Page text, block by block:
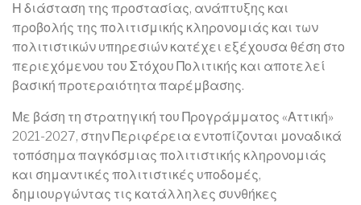
Η διάσταση της προστασίας, ανάπτυξης και
προβολής της πολιτισμικής κληρονομιάς και των
πολιτιστικών υπηρεσιών κατέχει εξέχουσα θέση στο
περιεχόμενου του Στόχου Πολιτικής και αποτελεί
βασική προτεραιότητα παρέμβασης.
Με βάση τη στρατηγική του Προγράμματος «Αττική»
2021-2027, στην Περιφέρεια εντοπίζονται μοναδικά
τοπόσημα παγκόσμιας πολιτιστικής κληρονομιάς
και σημαντικές πολιτιστικές υποδομές,
δημιουργώντας τις κατάλληλες συνθήκες